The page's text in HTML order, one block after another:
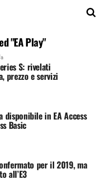
"EA Play"
S: rivelati
prezzo e servizi
disponibile in EA Access
Basic
per il 2019, ma
all’E3